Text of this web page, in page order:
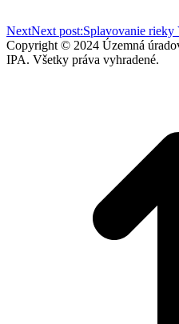
NextNext post:Splavovanie rieky
Copyright © 2024 Územná
IPA. Všetky práva vyhradené.